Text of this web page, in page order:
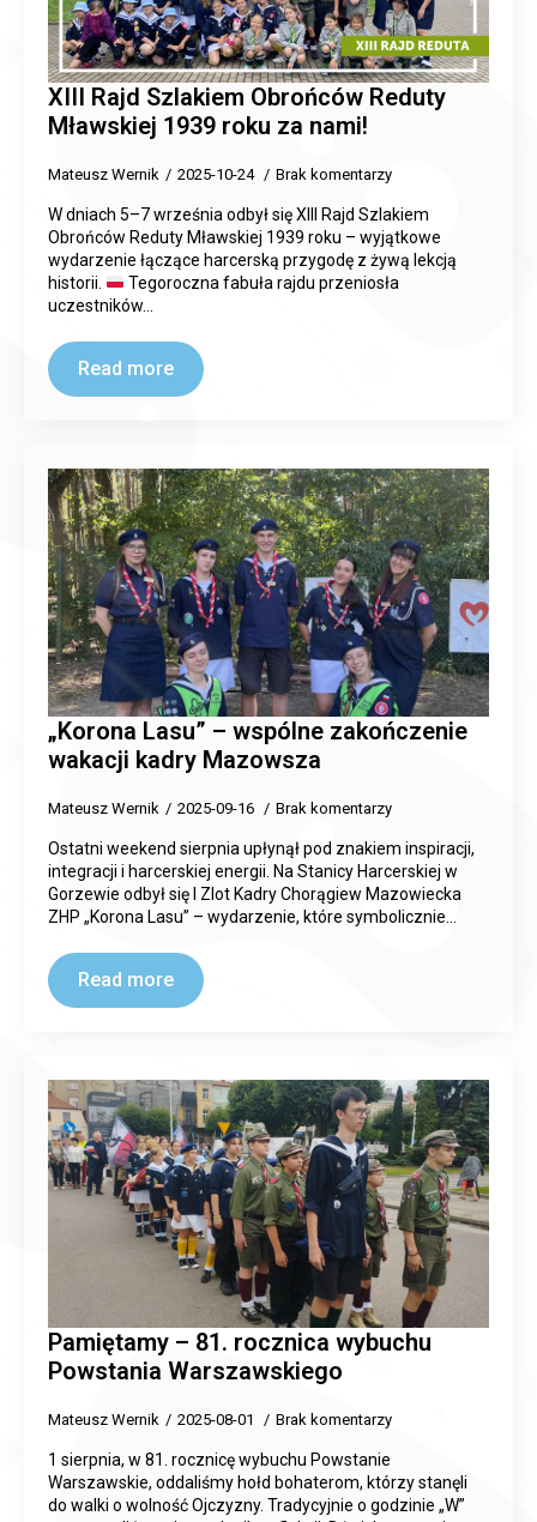
XIII Rajd Szlakiem Obrońców Reduty
Mławskiej 1939 roku za nami!
Mateusz Wernik 2025-10-24 Brak komentarzy
W dniach 5–7 września odbył się XIII Rajd Szlakiem
Obrońców Reduty Mławskiej 1939 roku – wyjątkowe
wydarzenie łączące harcerską przygodę z żywą lekcją
historii.
Tegoroczna fabuła rajdu przeniosła
uczestników…
Read more
„Korona Lasu” – wspólne zakończenie
wakacji kadry Mazowsza
Mateusz Wernik 2025-09-16 Brak komentarzy
Ostatni weekend sierpnia upłynął pod znakiem inspiracji,
integracji i harcerskiej energii. Na Stanicy Harcerskiej w
Gorzewie odbył się I Zlot Kadry Chorągiew Mazowiecka
ZHP „Korona Lasu” – wydarzenie, które symbolicznie…
Read more
Pamiętamy – 81. rocznica wybuchu
Powstania Warszawskiego
Mateusz Wernik 2025-08-01 Brak komentarzy
1 sierpnia, w 81. rocznicę wybuchu Powstanie
Warszawskie, oddaliśmy hołd bohaterom, którzy stanęli
do walki o wolność Ojczyzny. Tradycyjnie o godzinie „W”